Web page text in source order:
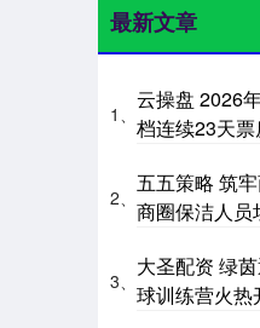
最新文章
1、
云操盘 2026
档连续23天
2、
五五策略 筑
商圈保洁人员
3、
大圣配资 绿
球训练营火热